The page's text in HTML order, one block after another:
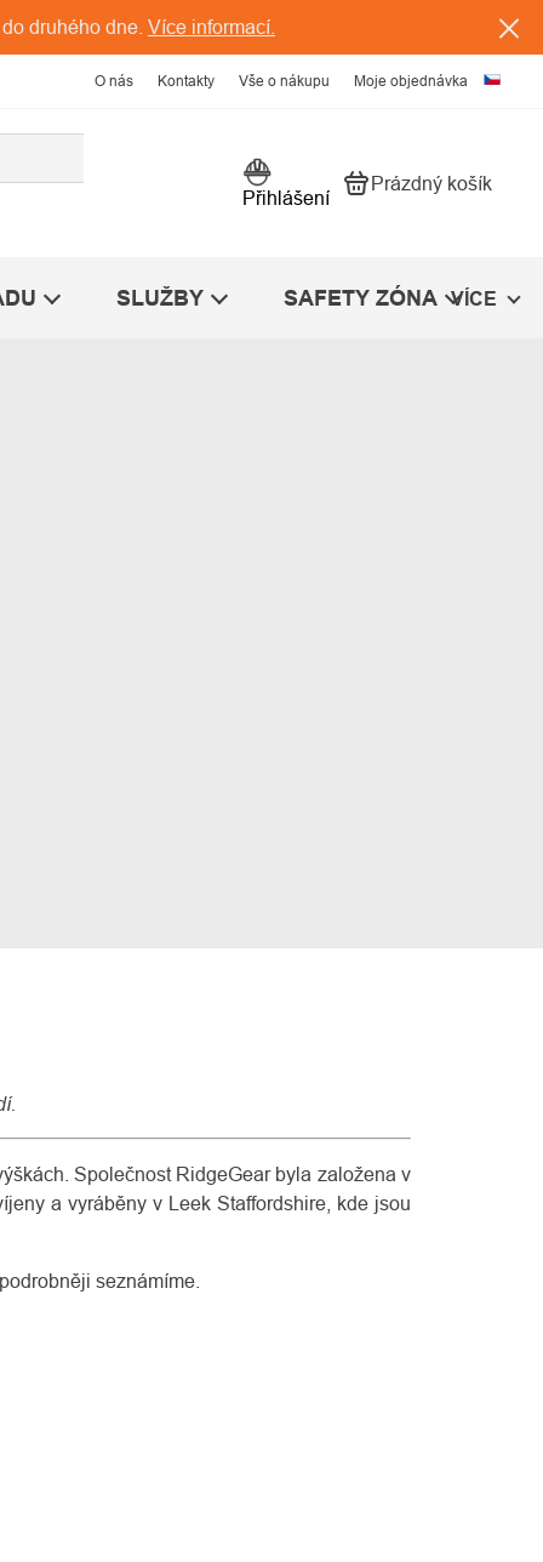
druhého dne. Více informací.
O nás Kontakty Vše o nákupu Moje objednávka
Přihlášení Nákupní košík
Prázdný košík
SLUŽBY SAFETY ZÓNA VÍCE
Společnost RidgeGear byla založena v
a vyráběny v Leek Staffordshire, kde jsou
seznámíme.